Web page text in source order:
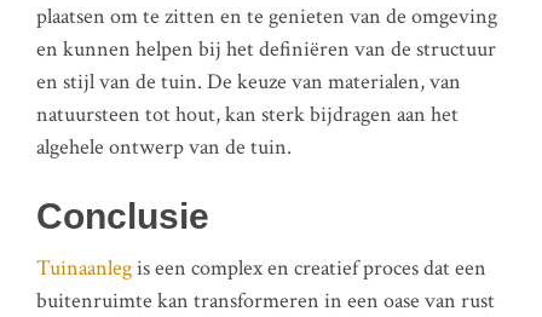
plaatsen om te zitten en te genieten van de omgeving
en kunnen helpen bij het definiëren van de structuur
en stijl van de tuin. De keuze van materialen, van
natuursteen tot hout, kan sterk bijdragen aan het
algehele ontwerp van de tuin.
Conclusie
Tuinaanlegis een complex en creatief proces dat een
buitenruimte kan transformeren in een oase van rust